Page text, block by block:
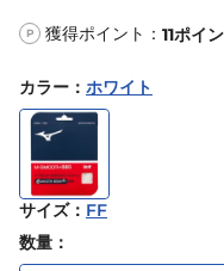
P 獲得ポイント： 11ポイ
カラー ： ホワイト
サイズ： FF
数量：